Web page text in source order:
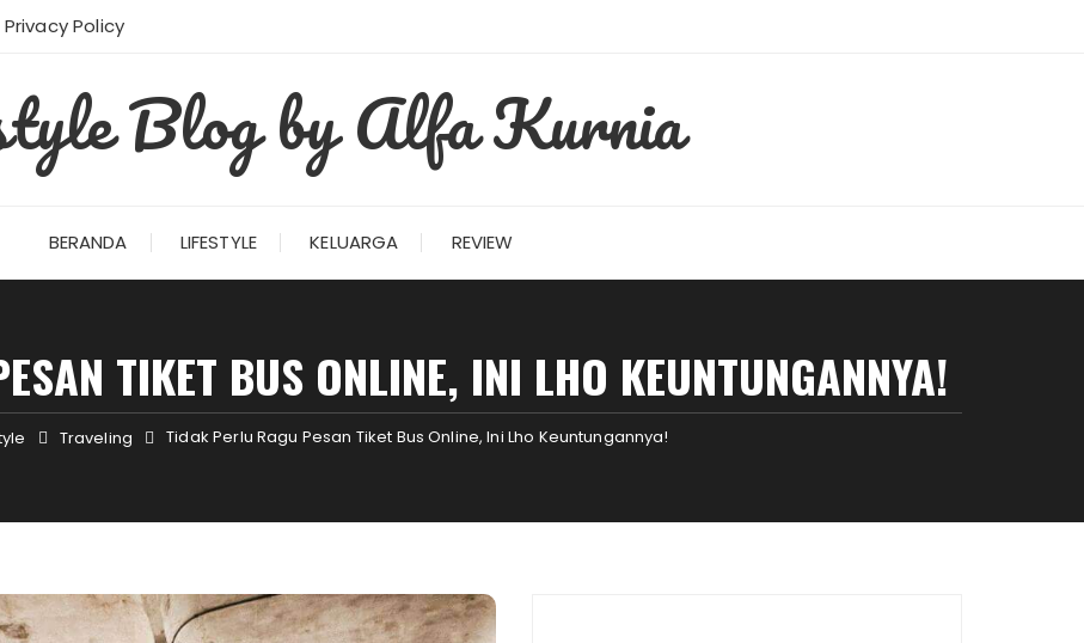
Privacy Policy
Blog by Alfa Kurnia
BERANDA LIFESTYLE KELUARGA REVIEW
TIKET BUS ONLINE, INI LHO KEUNTUNGANNYA!
Traveling Tidak Perlu Ragu Pesan Tiket Bus Online, Ini Lho Keuntungannya!